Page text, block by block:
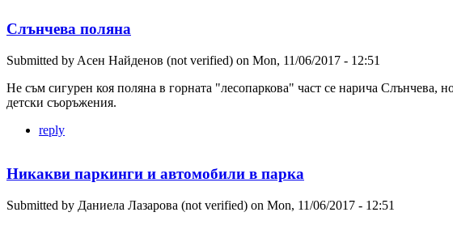
Слънчева поляна
Submitted by Aсен Найденов (not verified) on Mon, 11/06/2017 - 12:51
Не съм сигурен коя поляна в горната "лесопаркова" част се нарича Слънчева,
детски съоръжения.
reply
Никакви паркинги и автомобили в парка
Submitted by Даниела Лазарова (not verified) on Mon, 11/06/2017 - 12:51